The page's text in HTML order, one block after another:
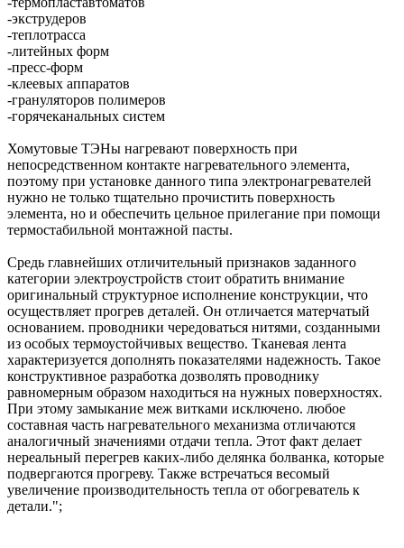
-экструдеров
-теплотрасса
-литейных форм
-пресс-форм
-клеевых аппаратов
-грануляторов полимеров
-горячеканальных систем
Хомутовые ТЭНы нагревают поверхность при
непосредственном контакте нагревательного элемента,
поэтому при установке данного типа электронагревателей
нужно не только тщательно прочистить поверхность
элемента, но и обеспечить цельное прилегание при помощи
термостабильной монтажной пасты.
Средь главнейших отличительный признаков заданного
категории электроустройств стоит обратить внимание
оригинальный структурное исполнение конструкции, что
осуществляет прогрев деталей. Он отличается матерчатый
основанием. проводники чередоваться нитями, созданными
из особых термоустойчивых вещество. Тканевая лента
характеризуется дополнять показателями надежность. Такое
конструктивное разработка дозволять проводнику
равномерным образом находиться на нужных поверхностях.
При этому замыкание меж витками исключено. любое
составная часть нагревательного механизма отличаются
аналогичный значениями отдачи тепла. Этот факт делает
нереальный перегрев каких-либо делянка болванка, которые
подвергаются прогреву. Также встречаться весомый
увеличение производительность тепла от обогреватель к
детали.";